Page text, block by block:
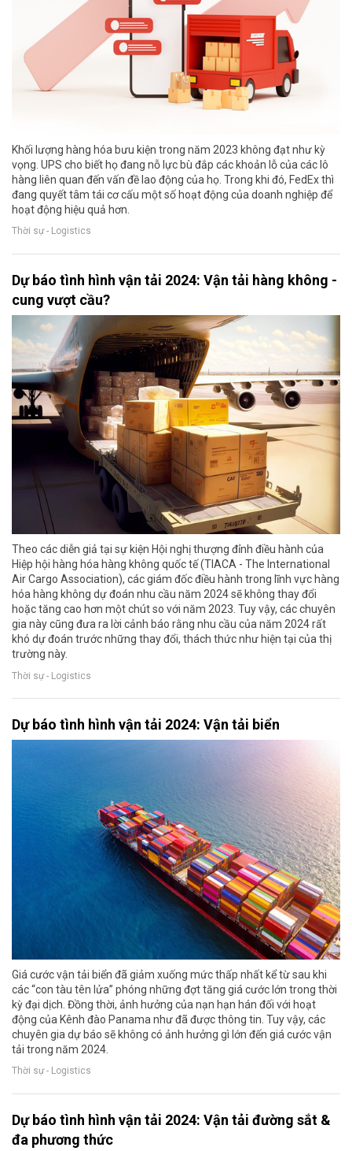
Khối lượng hàng hóa bưu kiện trong năm 2023 không đạt như kỳ
vọng. UPS cho biết họ đang nỗ lực bù đắp các khoản lỗ của các lô
hàng liên quan đến vấn đề lao động của họ. Trong khi đó, FedEx thì
đang quyết tâm tái cơ cấu một số hoạt động của doanh nghiệp để
hoạt động hiệu quả hơn.
Thời sự - Logistics
Dự báo tình hình vận tải 2024: Vận tải hàng không -
cung vượt cầu?
Theo các diễn giả tại sự kiện Hội nghị thượng đỉnh điều hành của
Hiệp hội hàng hóa hàng không quốc tế (TIACA - The International
Air Cargo Association), các giám đốc điều hành trong lĩnh vực hàng
hóa hàng không dự đoán nhu cầu năm 2024 sẽ không thay đổi
hoặc tăng cao hơn một chút so với năm 2023. Tuy vậy, các chuyên
gia này cũng đưa ra lời cảnh báo rằng nhu cầu của năm 2024 rất
khó dự đoán trước những thay đổi, thách thức như hiện tại của thị
trường này.
Thời sự - Logistics
Dự báo tình hình vận tải 2024: Vận tải biển
Giá cước vận tải biển đã giảm xuống mức thấp nhất kể từ sau khi
các “con tàu tên lửa” phóng những đợt tăng giá cước lớn trong thời
kỳ đại dịch. Đồng thời, ảnh hưởng của nạn hạn hán đối với hoạt
động của Kênh đào Panama như đã được thông tin. Tuy vậy, các
chuyên gia dự báo sẽ không có ảnh hưởng gì lớn đến giá cước vận
tải trong năm 2024.
Thời sự - Logistics
Dự báo tình hình vận tải 2024: Vận tải đường sắt &
đa phương thức